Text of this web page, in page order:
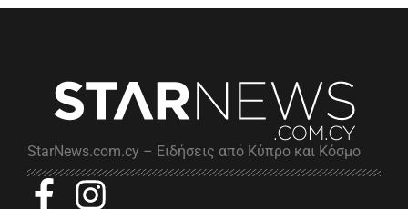
StarNews.com.cy – Ειδήσεις από Κύπρο και Κόσμο